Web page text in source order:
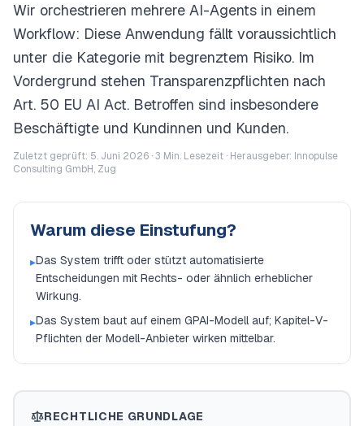
Wir orchestrieren mehrere AI-Agents in einem
Workflow: Diese Anwendung fällt voraussichtlich
unter die Kategorie mit begrenztem Risiko. Im
Vordergrund stehen Transparenzpflichten nach
Art. 50 EU AI Act. Betroffen sind insbesondere
Beschäftigte und Kundinnen und Kunden.
Zuletzt geprüft: 5. Juni 2026 ·3 Min. Lesezeit · Herausgeber: Innopulse
Consulting GmbH, Zug
Warum diese Einstufung?
▸Das System trifft oder stützt automatisierte
Entscheidungen mit Rechts- oder ähnlich erheblicher
Wirkung.
▸Das System baut auf einem GPAI-Modell auf; Kapitel-V-
Pflichten der Modell-Anbieter wirken mittelbar.
RECHTLICHE GRUNDLAGE